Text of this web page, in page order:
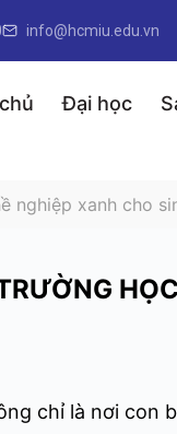
info@hcmiu.edu.vn
Đại học
nghiệp xanh cho
chỉ là nơi con